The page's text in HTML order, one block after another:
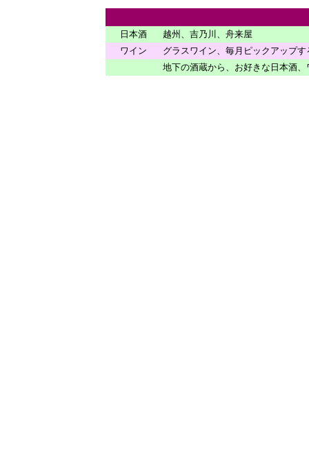
日本酒
越州、吉乃川、舟来屋
ワイン
グラスワイン、毎月ピックアップ
地下の酒蔵から、お好きな日本酒